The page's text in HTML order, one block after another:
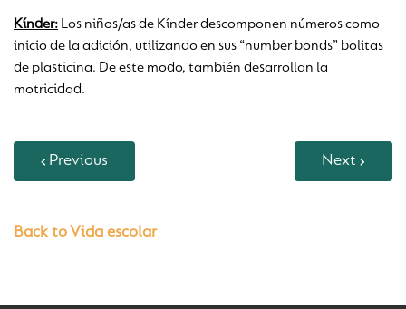
Kínder: Los niños/as de Kínder descomponen números como
inicio de la adición, utilizando en sus “number bonds” bolitas
de plasticina. De este modo, también desarrollan la
motricidad.
Previous Next
Back to Vida escolar